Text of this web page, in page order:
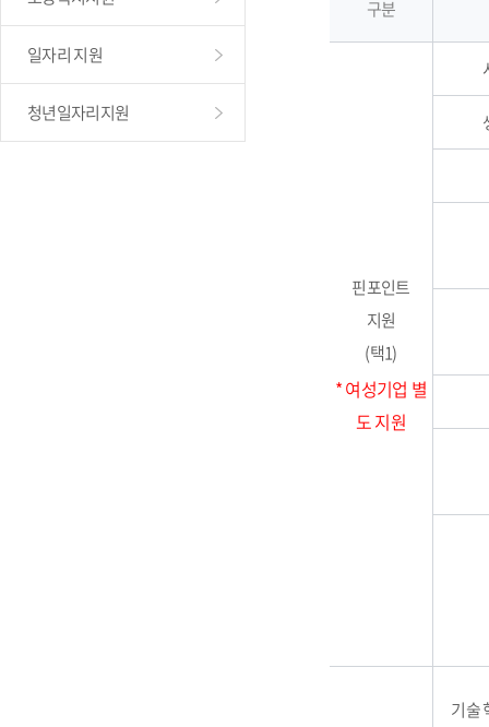
일자리 지원
청년일자리지원
구분
핀포인트
지원
(택1)
* 여성기업 별
도 지원
기술